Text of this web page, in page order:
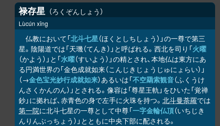
禄存星 ろくぞんしょう
Lùcún xīng
仏教において「北斗七星（ほくとしちしょう）」の一尊で第三
星。陰陽道では「天璣（てんき）」と呼ばれる。西北を司り「火曜
（かよう）」と「水曜（すいよう）」の精とされ、本地仏は東方にあ
る円満世界の「金色成就如来（こんじきじょうじゅにょらい）」
（→金色宝光妙行成就如来）あるいは「不空羂索観音（ふくうけ
んさくかんのん）」とされる。像容は「尊星王軌」をひいた「覚禅
鈔」に拠れば、赤青色の身で左手に火珠を持つ。 北斗曼荼羅では
第一院に北斗七星の一尊として中尊「一字金輪仏頂（いちじき
んりんぶっちょう）」とともに中央下部に配される。